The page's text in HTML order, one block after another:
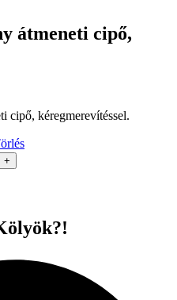
átmeneti cipő,
cipő, kéregmerevítéssel.
+